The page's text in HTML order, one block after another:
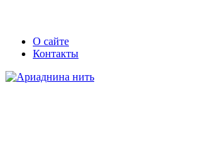
Skip
Secondary
left
navigation
Secondary
right
navigation
О сайте
Контакты